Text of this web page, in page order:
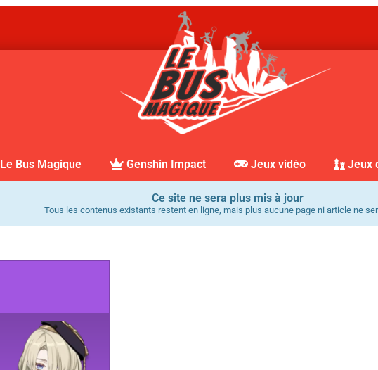
Le Bus Magique Genshin Impact Jeux vidéo Jeux
Ce site ne sera plus mis à jour
Tous les contenus existants restent en ligne, mais plus aucune page ni article ne